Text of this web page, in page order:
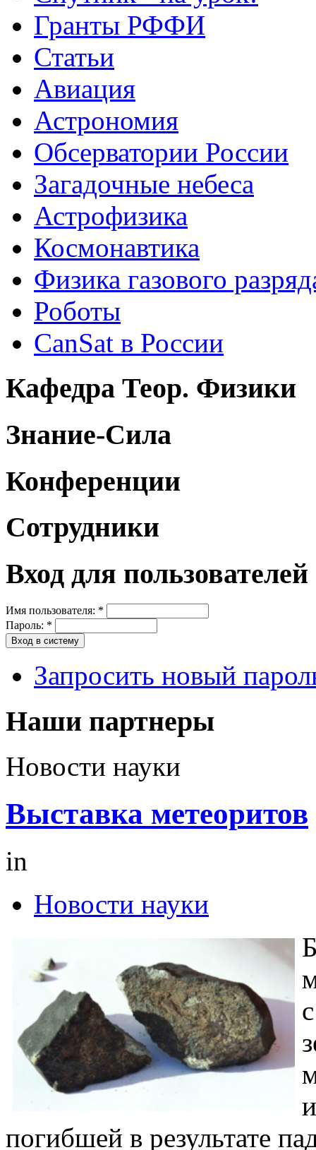
Гранты РФФИ
Статьи
Авиация
Астрономия
Обсерватории России
Загадочные небеса
Астрофизика
Космонавтика
Физика газового
Роботы
CanSat в России
Кафедра Теор. Физики
Знание-Сила
Конференции
Сотрудники
Вход для пользователей
Имя пользователя: *
Пароль: *
Запросить новый
Наши партнеры
Новости науки
Выставка метеоритов
in
Новости науки
погибшей в результате